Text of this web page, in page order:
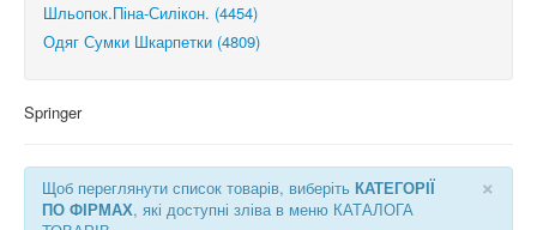
Шльопок.Піна-Силікон. (4454)
Одяг Сумки Шкарпетки (4809)
Springer
×
Щоб переглянути список товарів, виберіть КАТЕГОРІЇ
ПО ФІРМАХ, які доступні зліва в меню КАТАЛОГА